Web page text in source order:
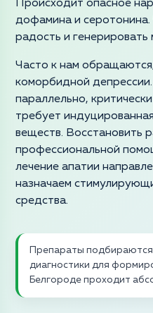
Происходит опасное
дофамина и серотонина.
радость и
Часто к нам
коморбидной
параллельно,
требует
веществ. Восстановить
профессиональной
лечение апатии
назначаем
средства.
Препараты
диагностики для
Белгороде проходит